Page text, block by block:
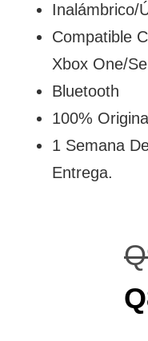
Inalámbrico/
Compatible
Xbox One/
Bluetooth
100% Original
1 Semana
Entrega.
Q
Q